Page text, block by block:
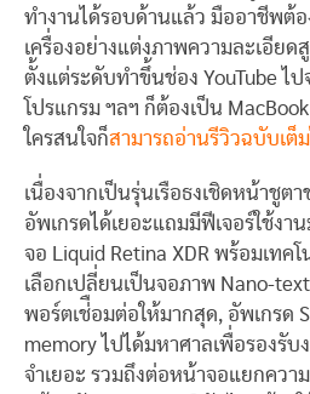
ทำงานได้รอบด้านแล้ว มืออาชีพต้
เครื่องอย่างแต่งภาพความละเอียด
ตั้งแต่ระดับทำขึ้นช่อง YouTube ไ
โปรแกรม ฯลฯ ก็ต้องเป็น
ใครสนใจก็สามารถอ่านรีวิวฉบับเต็
เนื่องจากเป็นรุ่นเรือธงเชิดหน้าชูต
อัพเกรดได้เยอะแถมมีฟีเจอร์ใช้งา
จอ Liquid Retina XDR พร้อมเทค
เลือกเปลี่ยนเป็นจอภาพ Nano-
พอร์ตเช่ือมต่อให้มากสุด, อัพเกรด
memory ไปได้มหาศาลเพื่อรองรั
จำเยอะ รวมถึงต่อหน้าจอแยกควา